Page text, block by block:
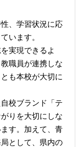
、学習状況に応
います。
実現できるよ
職員が連携しな
も本校が大切に
校ブランド「テ
りを大切にしな
す。加えて、青
として、県内の